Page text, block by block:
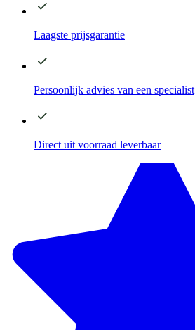
Laagste prijsgarantie
Persoonlijk advies van een specialist
Direct uit voorraad leverbaar